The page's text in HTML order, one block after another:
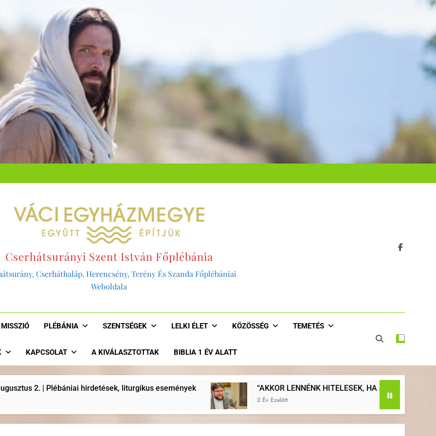
Cserhátsurányi Szent István Főplébánia
Cserháthaláp, Herencsény, Terény És Szanda Főplébániai
Weboldala
MISSZIÓ PLÉBÁNIA SZENTSÉGEK LELKI ÉLET KÖZÖSSÉG TEMETÉS
KAPCSOLAT A KIVÁLASZTOTTAK BIBLIA 1 ÉV ALATT
hirdetések, liturgikus események “AKKOR LENNÉNK HITELESEK, HA JOBBAN EVANGELIZÁLNÁNK, HA
2 Év Ezelőtt